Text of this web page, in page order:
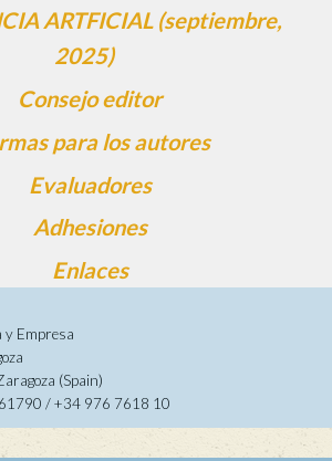
ARTFICIAL (septiembre,
2025)
Consejo editor
para los autores
Evaluadores
Adhesiones
Enlaces
y Empresa
(Spain)
/ +34 976 7618 10